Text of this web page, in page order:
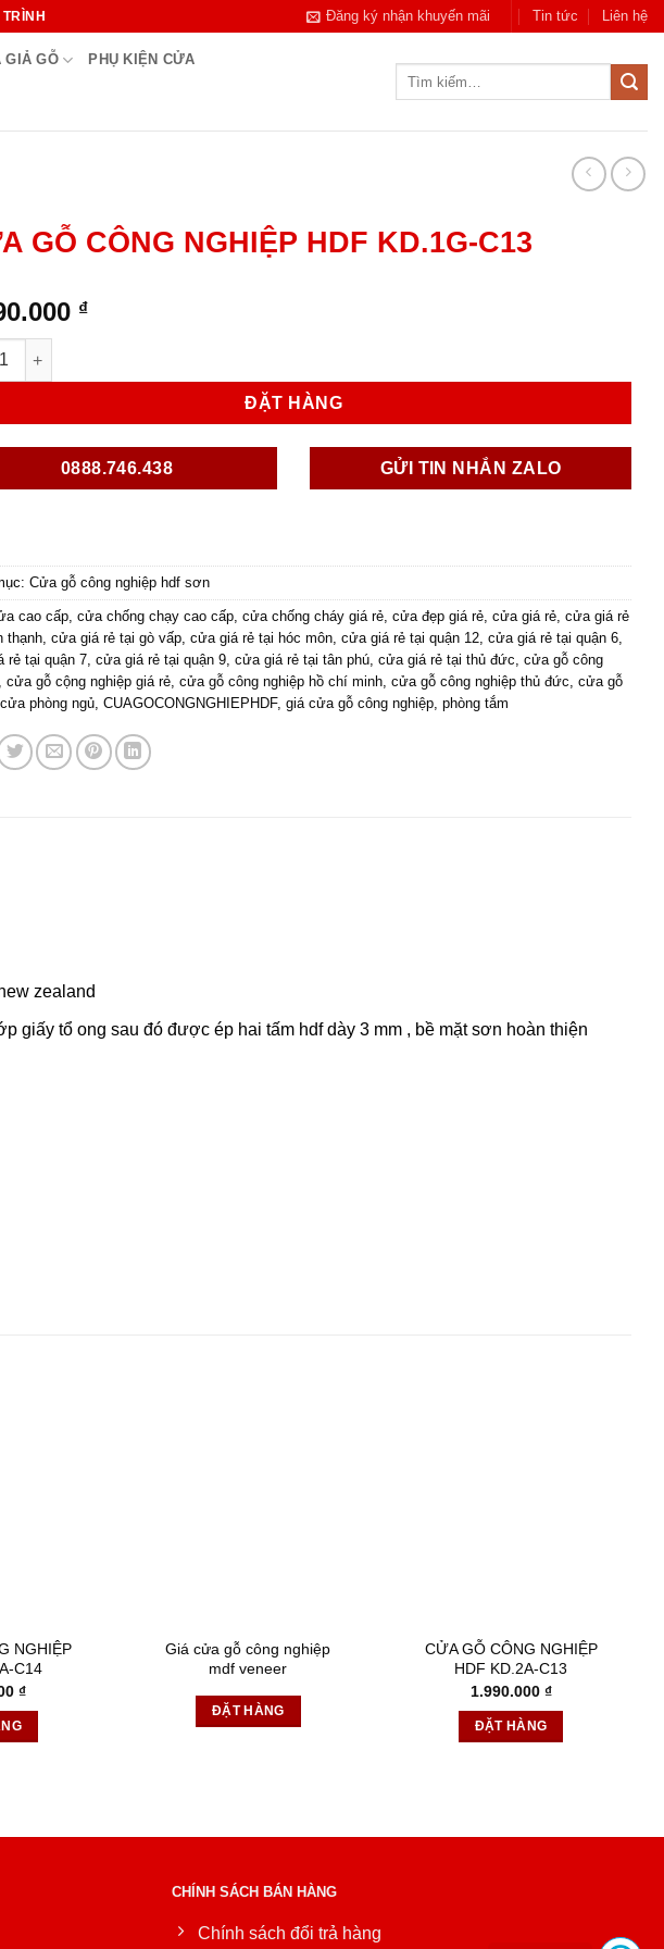
Đăng ký nhận khuyến mãi Tin tức Liên hệ
GIẢ GỖ PHỤ KIỆN CỬA
GỖ CÔNG NGHIỆP HDF KD.1G-C13
₫
CÔNG NGHIỆP HDF KD.1G-C13 số lượng
ĐẶT HÀNG
0888.746.438 GỬI TIN NHẮN ZALO
Cửa gỗ công nghiệp hdf sơn
cao cấp, cửa chống chạy cao cấp, cửa chống cháy giá rẻ, cửa đẹp giá rẻ, cửa giá rẻ, cửa giá rẻ
thạnh, cửa giá rẻ tại gò vấp, cửa giá rẻ tại hóc môn, cửa giá rẻ tại quận 12, cửa giá rẻ tại quận 6,
rẻ tại quận 7, cửa giá rẻ tại quận 9, cửa giá rẻ tại tân phú, cửa giá rẻ tại thủ đức, cửa gỗ công
cửa gỗ cộng nghiệp giá rẻ, cửa gỗ công nghiệp hồ chí minh, cửa gỗ công nghiệp thủ đức, cửa gỗ
cửa phòng ngủ, CUAGOCONGNGHIEPHDF, giá cửa gỗ công nghiệp, phòng tắm
zealand
giấy tổ ong sau đó được ép hai tấm hdf dày 3 mm , bề mặt sơn hoàn thiện
NGHIỆP
C14
₫
Giá cửa gỗ công nghiệp
mdf veneer
ĐẶT HÀNG
CỬA GỖ CÔNG NGHIỆP
HDF KD.2A-C13
1.990.000 ₫
ĐẶT HÀNG
CHÍNH SÁCH BÁN HÀNG
Chính sách đổi trả hàng